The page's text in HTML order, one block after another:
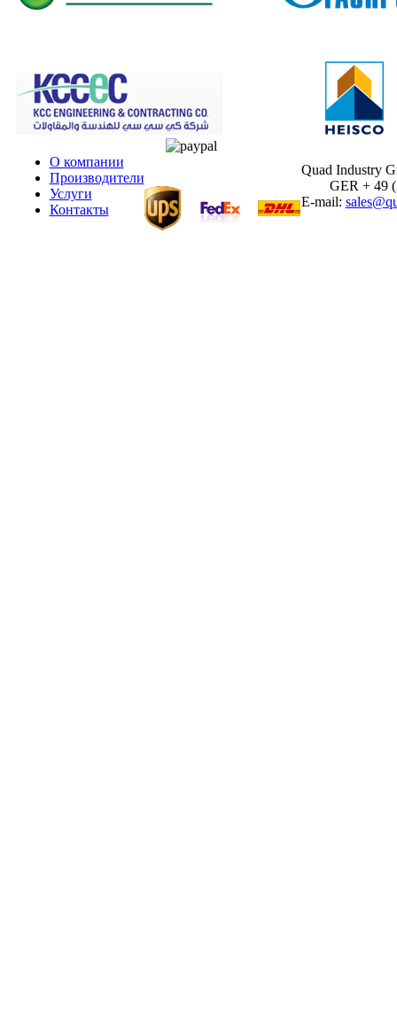
О компании
Производители
Услуги
Контакты
Quad Industry
GER + 49
E-mail: